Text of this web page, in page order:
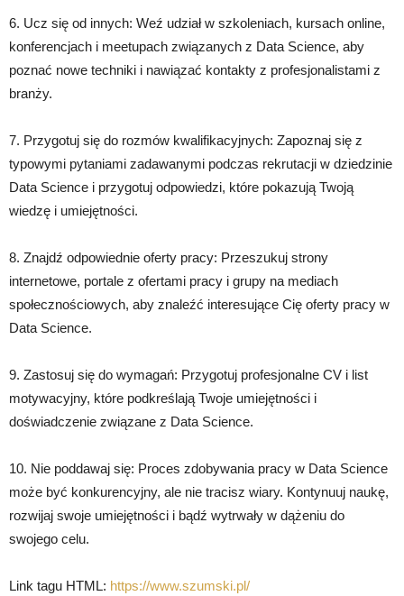
6. Ucz się od innych: Weź udział w szkoleniach, kursach online,
konferencjach i meetupach związanych z Data Science, aby
poznać nowe techniki i nawiązać kontakty z profesjonalistami z
branży.
7. Przygotuj się do rozmów kwalifikacyjnych: Zapoznaj się z
typowymi pytaniami zadawanymi podczas rekrutacji w dziedzinie
Data Science i przygotuj odpowiedzi, które pokazują Twoją
wiedzę i umiejętności.
8. Znajdź odpowiednie oferty pracy: Przeszukuj strony
internetowe, portale z ofertami pracy i grupy na mediach
społecznościowych, aby znaleźć interesujące Cię oferty pracy w
Data Science.
9. Zastosuj się do wymagań: Przygotuj profesjonalne CV i list
motywacyjny, które podkreślają Twoje umiejętności i
doświadczenie związane z Data Science.
10. Nie poddawaj się: Proces zdobywania pracy w Data Science
może być konkurencyjny, ale nie tracisz wiary. Kontynuuj naukę,
rozwijaj swoje umiejętności i bądź wytrwały w dążeniu do
swojego celu.
Link tagu HTML: https://www.szumski.pl/